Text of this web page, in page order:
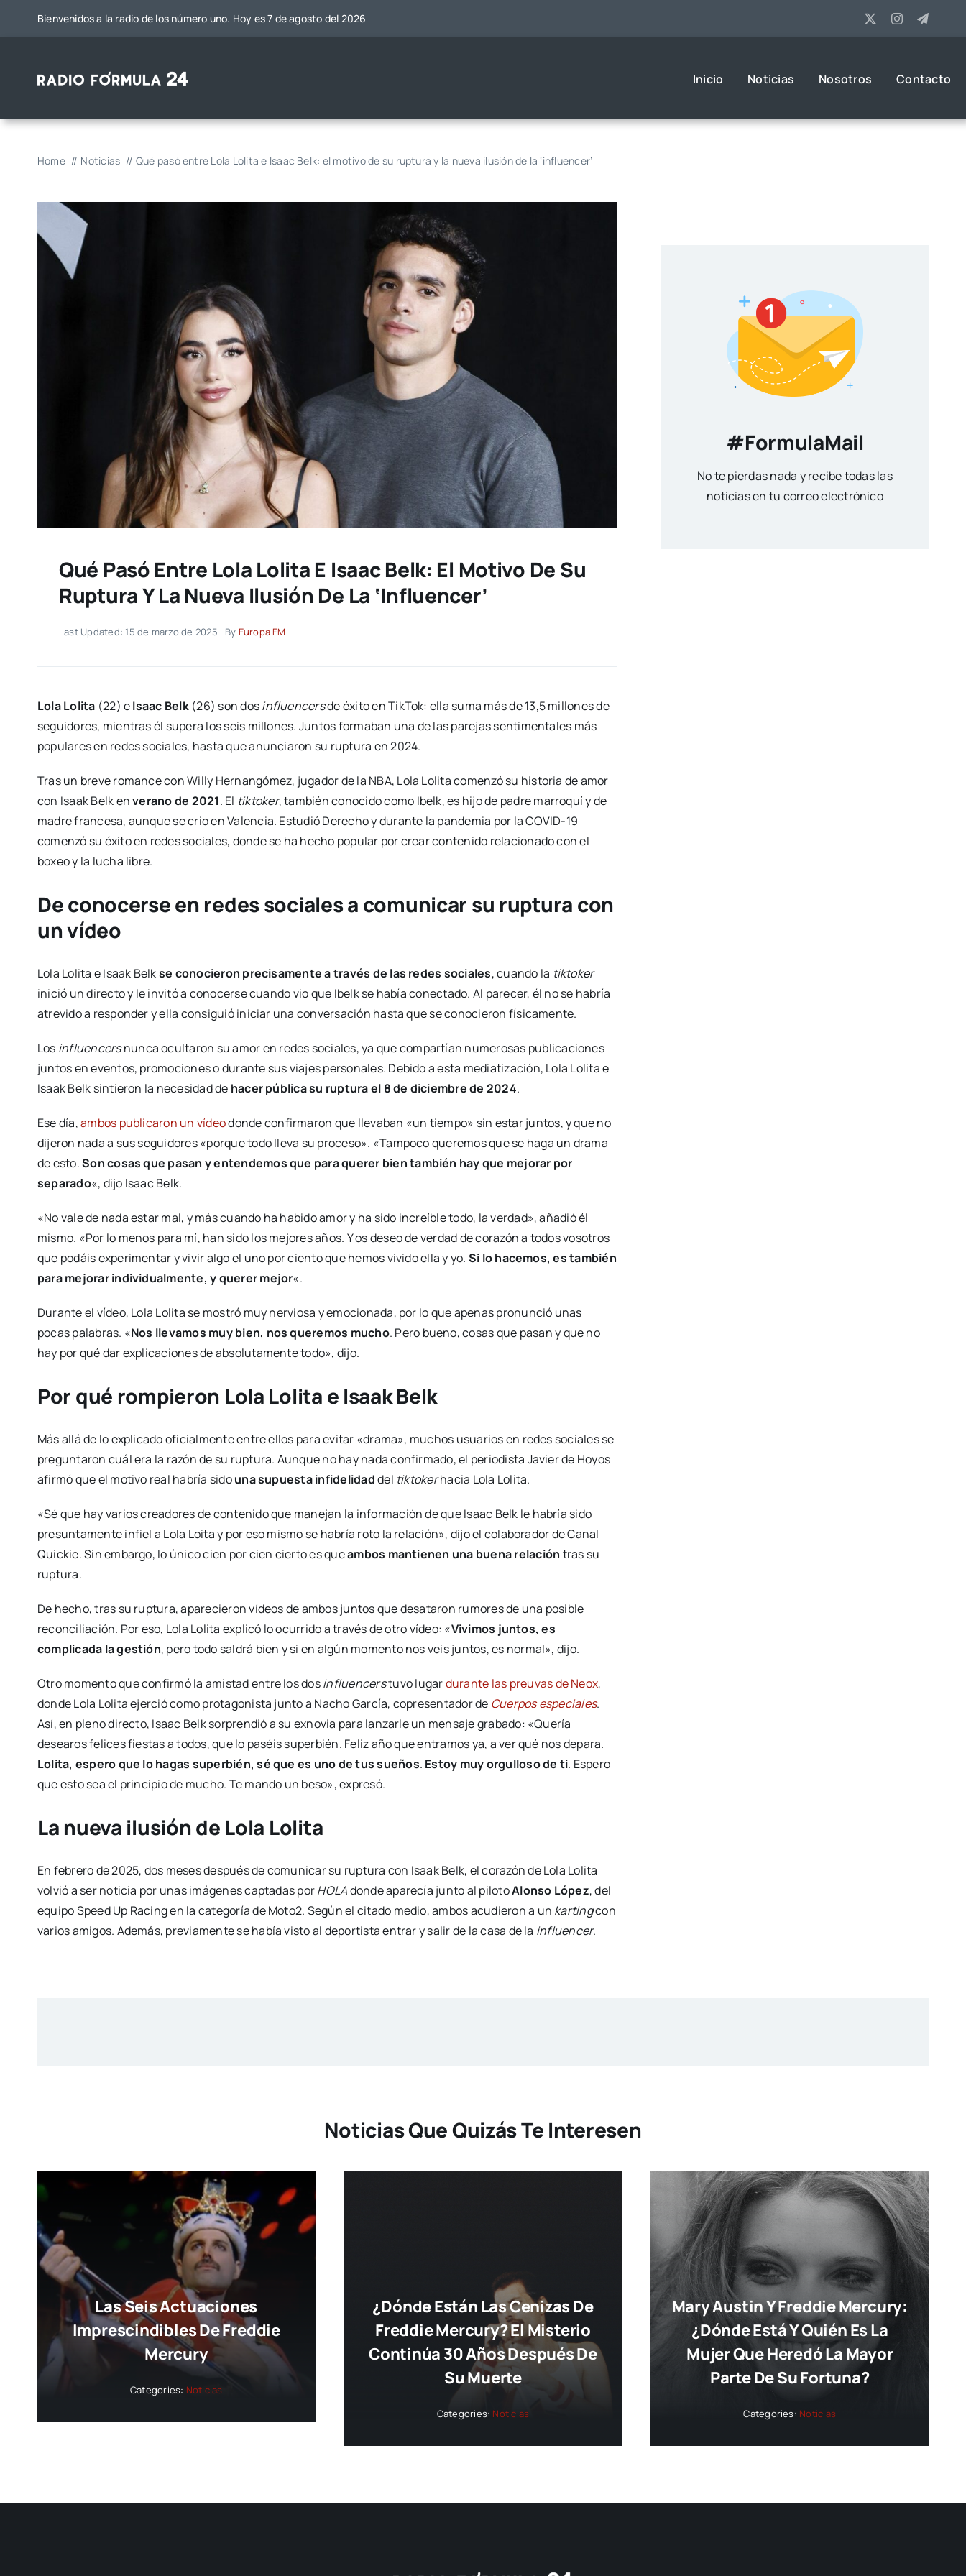
Bienvenidos a la radio de los número uno. Hoy es 7 de agosto del 2026
Inicio Noticias Nosotros Contacto
Home Noticias Qué pasó entre Lola Lolita e Isaac Belk: el motivo de su ruptura y la nueva ilusión de la ‘influencer’
Qué Pasó Entre Lola Lolita E Isaac Belk: El Motivo De Su
Ruptura Y La Nueva Ilusión De La ‘influencer’
Last Updated: 15 de marzo de 2025 By Europa FM
Lola Lolita (22) eIsaac Belk(26) son dosinfluencersde éxito en TikTok: ella suma más de 13,5 millones de
seguidores, mientras él supera los seis millones. Juntos formaban una de las parejas sentimentales más
populares en redes sociales, hasta que anunciaron su ruptura en 2024.
Tras un breve romance con Willy Hernangómez, jugador de la NBA, Lola Lolita comenzó su historia de amor
con Isaak Belk enverano de 2021. El tiktoker, también conocido como Ibelk, es hijo de padre marroquí y de
madre francesa, aunque se crio en Valencia. Estudió Derecho y durante la pandemia por la COVID-19
comenzó su éxito en redes sociales, donde se ha hecho popular por crear contenido relacionado con el
boxeo y la lucha libre.
De conocerse en redes sociales a comunicar su ruptura con
un vídeo
Lola Lolita e Isaak Belkse conocieron precisamente a través de las redes sociales, cuando la tiktoker
inició un directo y le invitó a conocerse cuando vio que Ibelk se había conectado. Al parecer, él no se habría
atrevido a responder y ella consiguió iniciar una conversación hasta que se conocieron físicamente.
Los influencersnunca ocultaron su amor en redes sociales, ya que compartían numerosas publicaciones
juntos en eventos, promociones o durante sus viajes personales. Debido a esta mediatización, Lola Lolita e
Isaak Belk sintieron la necesidad de hacer pública su ruptura el 8 de diciembre de 2024.
Ese día,ambos publicaron un vídeodonde confirmaron que llevaban «un tiempo» sin estar juntos, y que no
dijeron nada a sus seguidores «porque todo lleva su proceso». «Tampoco queremos que se haga un drama
de esto.Son cosas que pasan y entendemos que para querer bien también hay que mejorar por
separado«, dijo Isaac Belk.
«No vale de nada estar mal, y más cuando ha habido amor y ha sido increíble todo, la verdad», añadió él
mismo. «Por lo menos para mí, han sido los mejores años. Y os deseo de verdad de corazón a todos vosotros
que podáis experimentar y vivir algo el uno por ciento que hemos vivido ella y yo. Si lo hacemos, es también
para mejorar individualmente, y querer mejor«.
Durante el vídeo, Lola Lolita se mostró muy nerviosa y emocionada, por lo que apenas pronunció unas
pocas palabras. «Nos llevamos muy bien, nos queremos mucho. Pero bueno, cosas que pasan y que no
hay por qué dar explicaciones de absolutamente todo», dijo.
Por qué rompieron Lola Lolita e Isaak Belk
Más allá de lo explicado oficialmente entre ellos para evitar «drama», muchos usuarios en redes sociales se
preguntaron cuál era la razón de su ruptura. Aunque no hay nada confirmado, el periodista Javier de Hoyos
afirmó que el motivo real habría sidouna supuesta infidelidaddel tiktokerhacia Lola Lolita.
«Sé que hay varios creadores de contenido que manejan la información de que Isaac Belk le habría sido
presuntamente infiel a Lola Loita y por eso mismo se habría roto la relación», dijo el colaborador de Canal
Quickie. Sin embargo, lo único cien por cien cierto es queambos mantienen una buena relación tras su
ruptura.
De hecho, tras su ruptura, aparecieron vídeos de ambos juntos que desataron rumores de una posible
reconciliación. Por eso, Lola Lolita explicó lo ocurrido a través de otro vídeo: «Vivimos juntos, es
complicada la gestión, pero todo saldrá bien y si en algún momento nos veis juntos, es normal», dijo.
Otro momento que confirmó la amistad entre los dosinfluencerstuvo lugardurante las preuvas de Neox,
donde Lola Lolita ejerció como protagonista junto a Nacho García, copresentador de Cuerpos especiales.
Así, en pleno directo, Isaac Belk sorprendió a su exnovia para lanzarle un mensaje grabado: «Quería
desearos felices fiestas a todos, que lo paséis superbién. Feliz año que entramos ya, a ver qué nos depara.
Lolita, espero que lo hagas superbién, sé que es uno de tus sueños. Estoy muy orgulloso de ti. Espero
que esto sea el principio de mucho. Te mando un beso», expresó.
La nueva ilusión de Lola Lolita
En febrero de 2025, dos meses después de comunicar su ruptura con Isaak Belk, el corazón de Lola Lolita
volvió a ser noticia por unas imágenes captadas porHOLAdonde aparecía junto al pilotoAlonso López, del
equipo Speed Up Racing en la categoría de Moto2. Según el citado medio, ambos acudieron a un kartingcon
varios amigos. Además, previamente se había visto al deportista entrar y salir de la casa de la influencer.
#FormulaMail
No te pierdas nada y recibe todas las
noticias en tu correo electrónico
Noticias Que Quizás Te Interesen
Las Seis Actuaciones
Imprescindibles De Freddie
Mercury
Categories: Noticias
¿Dónde Están Las Cenizas De
Freddie Mercury? El Misterio
Continúa 30 Años Después De
Su Muerte
Categories: Noticias
Mary Austin Y Freddie Mercury:
¿dónde Está Y Quién Es La
Mujer Que Heredó La Mayor
Parte De Su Fortuna?
Categories: Noticias